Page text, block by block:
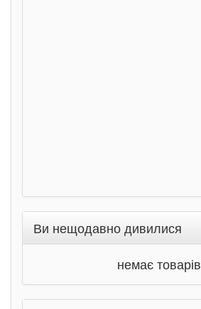
Ви нещодавно дивилися
немає товарів